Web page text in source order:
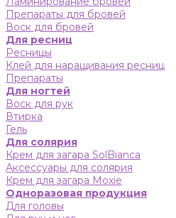
Препараты для бровей
Воск для бровей
Для ресниц
Ресницы
Клей для наращивания ресниц
Препараты
Для ногтей
Воск для рук
Втирка
Гель
Для солярия
Крем для загара SolBianca
Аксессуары для солярия
Крем для загара Moxie
Одноразовая продукция
Для головы